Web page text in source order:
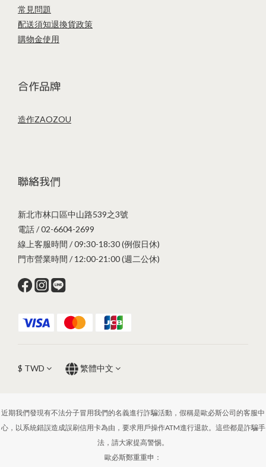
常見問題
配送須知退換貨政策
購物金使用
合作品牌
造作ZAOZOU
聯絡我們
新北市林口區中山路539之3號
電話 / 02-6604-2699
線上客服時間 / 09:30-18:30 (例假日休)
門市營業時間 / 12:00-21:00 (週二公休)
$ TWD 繁體中文
近期我們發現有不法分子冒用我們的名義進行詐騙活動，假稱是歐必斯公司的客服中
心，以系統錯誤造成誤刷信用卡為由，要求用戶操作ATM進行退款。這些都是詐騙手
法，請大家提高警惕。
歐必斯鄭重重申：